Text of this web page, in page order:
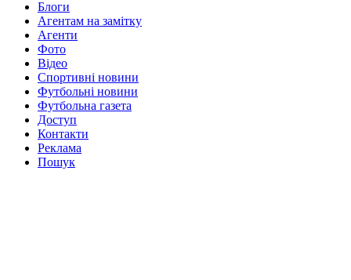
Блоги
Агентам на замітку
Агенти
Фото
Відео
Спортивні новини
Футбольні новини
Футбольна газета
Доступ
Контакти
Реклама
Пошук